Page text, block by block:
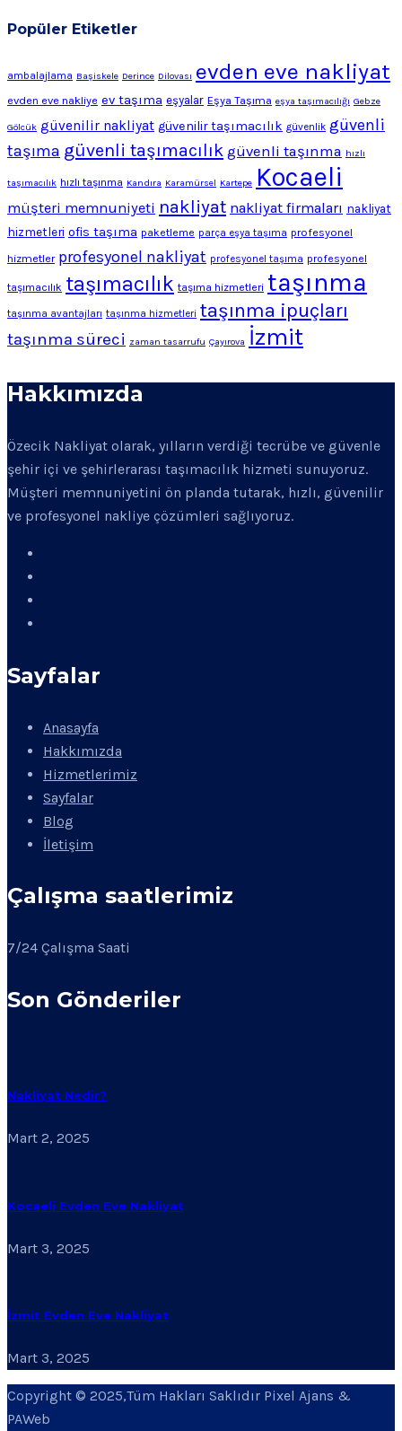
Popüler Etiketler
ambalajlama Başiskele Derince Dilovası evden eve nakliyat
evden eve nakliye ev taşıma eşyalar Eşya Taşıma eşya taşımacılığı Gebze
Gölcük güvenilir nakliyat güvenilir taşımacılık güvenlik güvenli
taşıma güvenli taşımacılık güvenli taşınma hızlı
taşımacılık hızlı taşınma Kandıra Karamürsel Kartepe Kocaeli
müşteri memnuniyeti nakliyat nakliyat firmaları nakliyat
hizmetleri ofis taşıma paketleme parça eşya taşıma profesyonel
hizmetler profesyonel nakliyat profesyonel taşıma profesyonel
taşımacılık taşımacılık taşıma hizmetleri taşınma
taşınma avantajları taşınma hizmetleri taşınma ipuçları
taşınma süreci zaman tasarrufu Çayırova İzmit
Hakkımızda
Özecik Nakliyat olarak, yılların verdiği tecrübe ve güvenle
şehir içi ve şehirlerarası taşımacılık hizmeti sunuyoruz.
Müşteri memnuniyetini ön planda tutarak, hızlı, güvenilir
ve profesyonel nakliye çözümleri sağlıyoruz.
Sayfalar
Anasayfa
Hakkımızda
Hizmetlerimiz
Sayfalar
Blog
İletişim
Çalışma saatlerimiz
7/24 Çalışma Saati
Son Gönderiler
Nakliyat Nedir?
Mart 2, 2025
Kocaeli Evden Eve Nakliyat
Mart 3, 2025
İzmit Evden Eve Nakliyat
Mart 3, 2025
Copyright © 2025,Tüm Hakları Saklıdır Pixel Ajans &
PAWeb